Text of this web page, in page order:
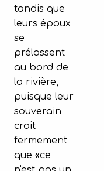
tandis que
leurs époux
se
prélassent
au bord de
la rivière,
puisque leur
souverain
croit
fermement
que «ce